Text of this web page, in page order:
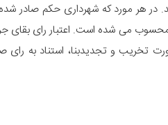
هر مورد که شهرداری حکم صادر شده
و تجدیدبنا، استناد به رای